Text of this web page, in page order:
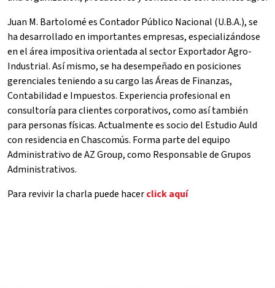
Juan M. Bartolomé es Contador Público Nacional (U.B.A.), se
ha desarrollado en importantes empresas, especializándose
en el área impositiva orientada al sector Exportador Agro-
Industrial. Así mismo, se ha desempeñado en posiciones
gerenciales teniendo a su cargo las Áreas de Finanzas,
Contabilidad e Impuestos. Experiencia profesional en
consultoría para clientes corporativos, como así también
para personas físicas. Actualmente es socio del Estudio Auld
con residencia en Chascomús. Forma parte del equipo
Administrativo de AZ Group, como Responsable de Grupos
Administrativos.
Para revivir la charla puede hacerclick aquí